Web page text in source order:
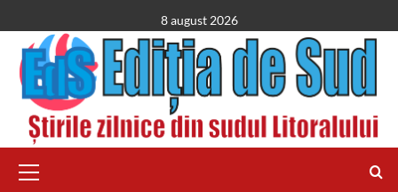
to
content
8 august 2026
Menu